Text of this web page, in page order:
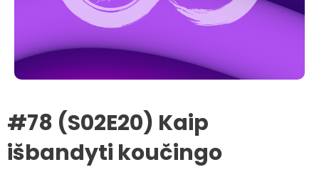
#78 (S02E20) Kaip
išbandyti koučingo